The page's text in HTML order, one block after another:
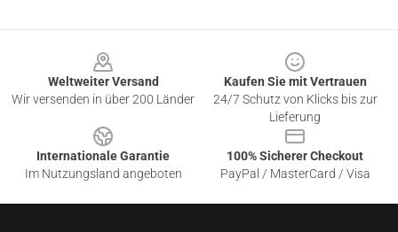
Weltweiter Versand
Wir versenden in über 200 Länder
Kaufen Sie mit Vertrauen
24/7 Schutz von Klicks bis zur
Lieferung
Internationale Garantie
Im Nutzungsland angeboten
100% Sicherer Checkout
PayPal / MasterCard / Visa